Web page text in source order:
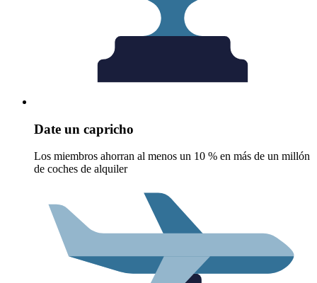
Date un capricho
Los miembros ahorran al menos un 10 % en más de un millón
de coches de alquiler